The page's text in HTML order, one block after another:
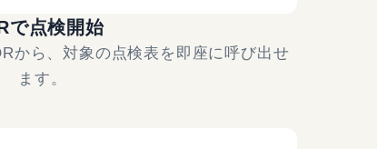
で点検開始
から、対象の点検表を即座に呼び出せ
ます。